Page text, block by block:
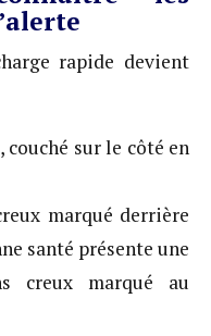
rapide devient
sur le côté en
marqué derrière
santé présente une
creux marqué au